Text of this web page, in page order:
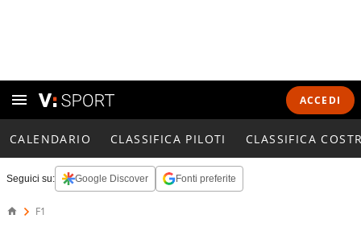
ACCEDI
CALENDARIO CLASSIFICA PILOTI CLASSIFICA
Seguici su: Google Discover Fonti preferite
F1